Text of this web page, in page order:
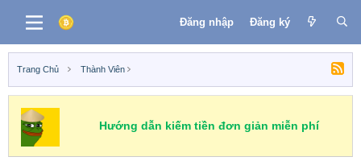
Đăng nhập Đăng ký
Trang Chủ Thành Viên
Hướng dẫn kiếm tiền đơn giản miễn phí